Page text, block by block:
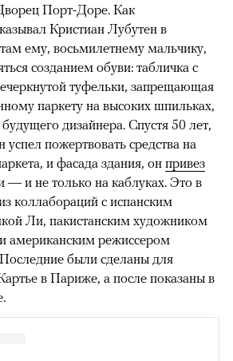
Порт-Доре. Как
Кристиан Лубутен в
ему, восьмилетнему мальчику,
созданием обуви: табличка с
туфельки, запрещающая
паркету на высоких шпильках,
дизайнера. Спустя 50 лет,
успел пожертвовать средства на
и фасада здания, он привез
— и не только на каблуках. Это в
коллабораций с испанским
Ли, пакистанским художником
режиссером
были сделаны для
в Париже, а после показаны в